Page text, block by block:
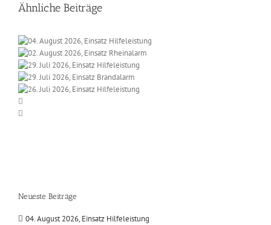
Ähnliche Beiträge
Neueste Beiträge
04. August 2026, Einsatz Hilfeleistung